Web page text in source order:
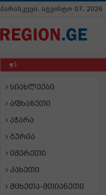
პარასკევი, აგვისტო 07, 2026
სიახლეები
აფხაზეთი
აჭარა
გურია
იმერეთი
კახეთი
მცხეთა-მთიანეთი